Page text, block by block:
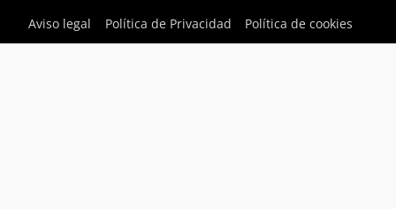
Aviso legal
Política de Privacidad Política de cookies